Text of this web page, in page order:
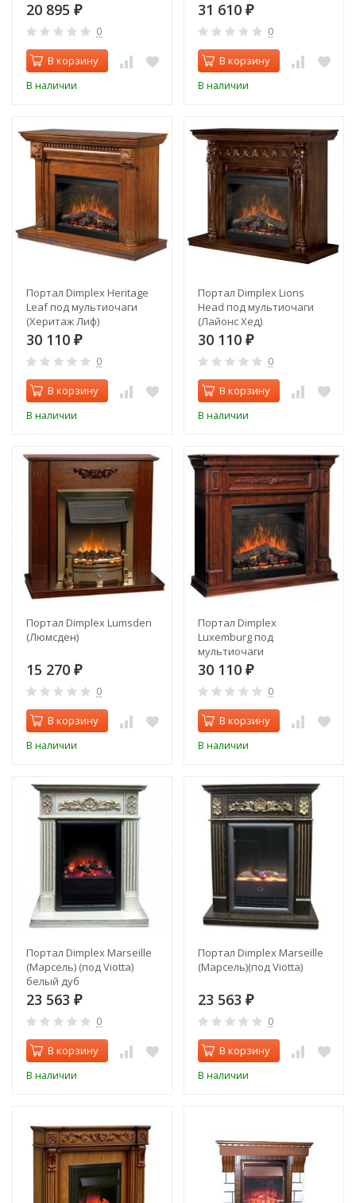
20 895 ₽
0
В корзину
В наличии
31 610 ₽
0
В корзину
В наличии
Портал Dimplex Heritage
Leaf под мультиочаги
(Херитаж Лиф)
30 110 ₽
0
В корзину
В наличии
Портал Dimplex Lions
Head под мультиочаги
(Лайонс Хед)
30 110 ₽
0
В корзину
В наличии
Портал Dimplex Lumsden
(Люмсден)
15 270 ₽
0
В корзину
В наличии
Портал Dimplex
Luxemburg под
мультиочаги
(Люксембург)
30 110 ₽
0
В корзину
В наличии
Портал Dimplex Marseille
(Марсель) (под Viotta)
белый дуб
23 563 ₽
0
В корзину
В наличии
Портал Dimplex Marseille
(Марсель)(под Viotta)
23 563 ₽
0
В корзину
В наличии